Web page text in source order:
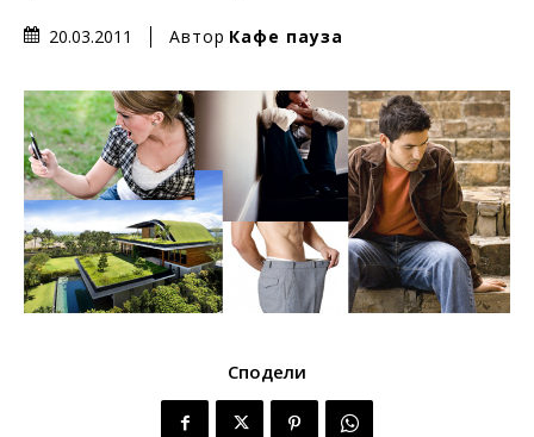
20.03.2011 Автор Кафе пауза
Сподели